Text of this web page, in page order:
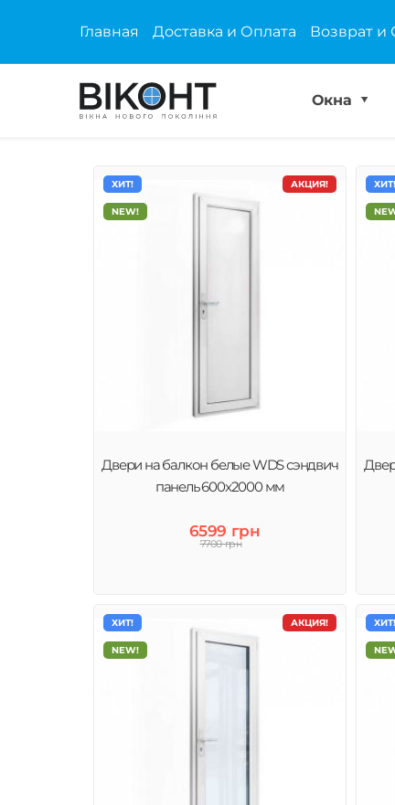
Главная Доставка и Оплата Возврат
Окна
АКЦИЯ!
ХИТ!
NEW!
Двери на балкон белые WDS сэндвич
панель 600x2000 мм
6599 грн
7700 грн
ХИТ!
АКЦИЯ!
ХИТ!
NEW!
ХИТ!